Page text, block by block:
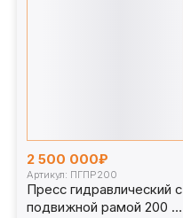
2 500 000₽
Артикул: ПГПР200
Пресс гидравлический с
подвижной рамой 200 т.